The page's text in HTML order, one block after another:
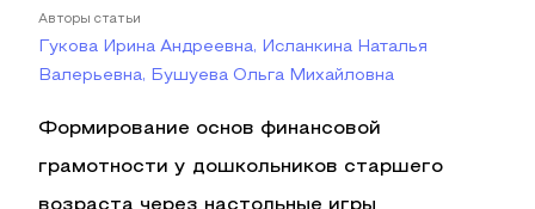
Авторы статьи
Гукова Ирина Андреевна, Исланкина Наталья
Валерьевна, Бушуева Ольга Михайловна
Формирование основ финансовой
грамотности у дошкольников старшего
возраста через настольные игры